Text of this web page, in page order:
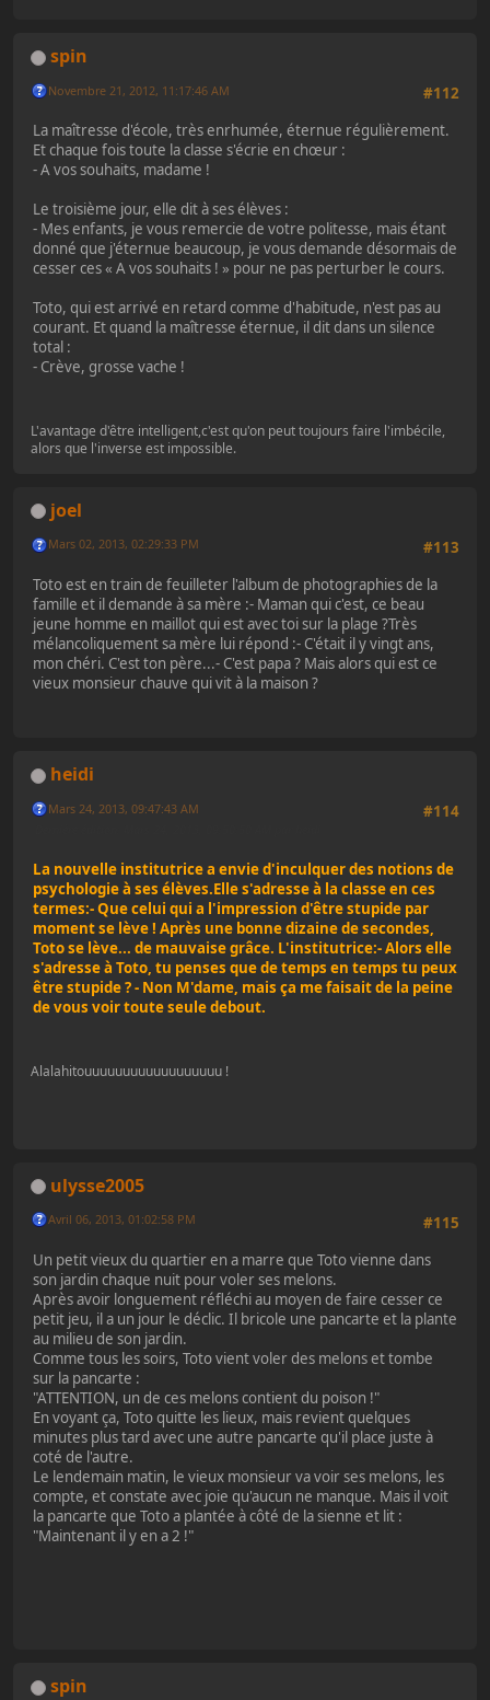
spin
#112
Novembre 21, 2012, 11:17:46 AM
La maîtresse d'école, très enrhumée, éternue régulièrement.
Et chaque fois toute la classe s'écrie en chœur :
- A vos souhaits, madame !
Le troisième jour, elle dit à ses élèves :
- Mes enfants, je vous remercie de votre politesse, mais étant
donné que j'éternue beaucoup, je vous demande désormais de
cesser ces « A vos souhaits ! » pour ne pas perturber le cours.
Toto, qui est arrivé en retard comme d'habitude, n'est pas au
courant. Et quand la maîtresse éternue, il dit dans un silence
total :
- Crève, grosse vache !
L'avantage d'être intelligent,c'est qu'on peut toujours faire l'imbécile,
alors que l'inverse est impossible.
joel
#113
Mars 02, 2013, 02:29:33 PM
Toto est en train de feuilleter l'album de photographies de la
famille et il demande à sa mère :- Maman qui c'est, ce beau
jeune homme en maillot qui est avec toi sur la plage ?Très
mélancoliquement sa mère lui répond :- C'était il y vingt ans,
mon chéri. C'est ton père...- C'est papa ? Mais alors qui est ce
vieux monsieur chauve qui vit à la maison ?
heidi
#114
Mars 24, 2013, 09:47:43 AM
La nouvelle institutrice a envie d'inculquer des notions de
psychologie à ses élèves.Elle s'adresse à la classe en ces
termes:- Que celui qui a l'impression d'être stupide par
moment se lève ! Après une bonne dizaine de secondes,
Toto se lève... de mauvaise grâce. L'institutrice:- Alors elle
s'adresse à Toto, tu penses que de temps en temps tu peux
être stupide ? - Non M'dame, mais ça me faisait de la peine
de vous voir toute seule debout.
Alalahitouuuuuuuuuuuuuuuuuu !
ulysse2005
#115
Avril 06, 2013, 01:02:58 PM
Un petit vieux du quartier en a marre que Toto vienne dans
son jardin chaque nuit pour voler ses melons.
Après avoir longuement réfléchi au moyen de faire cesser ce
petit jeu, il a un jour le déclic. Il bricole une pancarte et la plante
au milieu de son jardin.
Comme tous les soirs, Toto vient voler des melons et tombe
sur la pancarte :
"ATTENTION, un de ces melons contient du poison !"
En voyant ça, Toto quitte les lieux, mais revient quelques
minutes plus tard avec une autre pancarte qu'il place juste à
coté de l'autre.
Le lendemain matin, le vieux monsieur va voir ses melons, les
compte, et constate avec joie qu'aucun ne manque. Mais il voit
la pancarte que Toto a plantée à côté de la sienne et lit :
"Maintenant il y en a 2 !"
spin